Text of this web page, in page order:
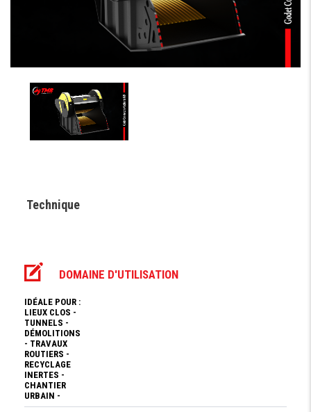
Technique
DOMAINE D'UTILISATION
IDÉALE POUR :
LIEUX CLOS -
TUNNELS -
DÉMOLITIONS
- TRAVAUX
ROUTIERS -
RECYCLAGE
INERTES -
CHANTIER
URBAIN -